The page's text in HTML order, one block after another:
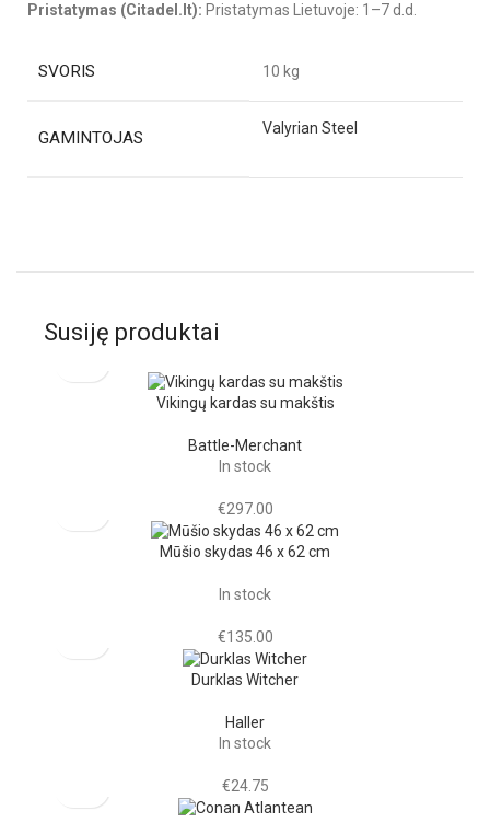
Pristatymas (Citadel.lt): Pristatymas Lietuvoje: 1–7 d.d.
SVORIS 10 kg
GAMINTOJAS Valyrian Steel
Susiję produktai
Vikingų kardas su makštis
Battle-Merchant
In stock
€297.00
Mūšio skydas 46 x 62 cm
In stock
€135.00
Durklas Witcher
Haller
In stock
€24.75